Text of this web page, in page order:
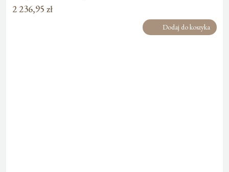
2 236,95 zł
Dodaj do koszyka